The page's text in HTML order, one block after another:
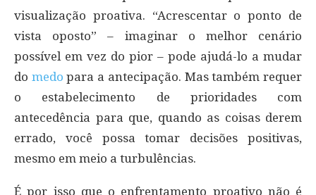
visualização proativa. “Acrescentar o ponto de
vista oposto” – imaginar o melhor cenário
possível em vez do pior – pode ajudá-lo a mudar
do medo para a antecipação. Mas também requer
o estabelecimento de prioridades com
antecedência para que, quando as coisas derem
errado, você possa tomar decisões positivas,
mesmo em meio a turbulências.
É por isso que o enfrentamento proativo não é